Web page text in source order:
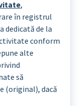
,
în registrul
dedicată de la
conform
alte
să
(original), dacă